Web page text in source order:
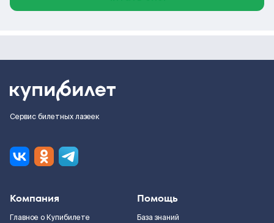
Сервис билетных лазеек
Компания
Главное о Купибилете
Помощь
База знаний